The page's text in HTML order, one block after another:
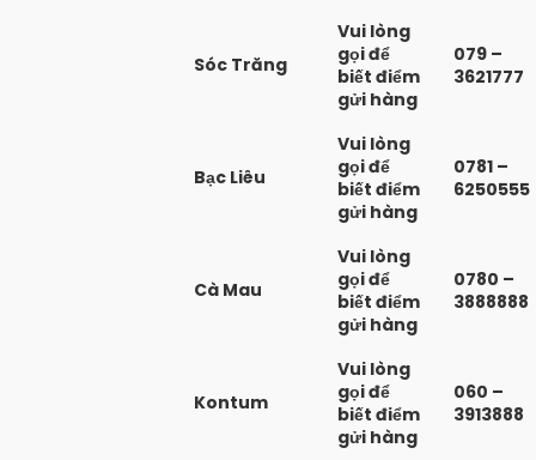
Sóc Trăng
Vui lòng
gọi để
biết điểm
gửi hàng
079 –
3621777
Bạc Liêu
Vui lòng
gọi để
biết điểm
gửi hàng
0781 –
6250555
Cà Mau
Vui lòng
gọi để
biết điểm
gửi hàng
0780 –
3888888
Kontum
Vui lòng
gọi để
biết điểm
gửi hàng
060 –
3913888